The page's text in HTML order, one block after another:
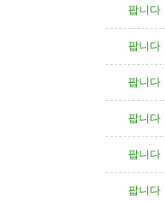
팝니다
팝니다
팝니다
팝니다
팝니다
팝니다